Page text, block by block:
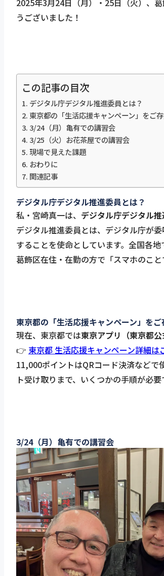
2025年3月24日（月）・25日（火）、
うございました！
この記事の目次
デジタル庁デジタル推進委員とは？
東京都の「生活応援キャンペーン」をご
3/24（月）亀有での講習会
3/25（火）お花茶屋での講習会
現場で見えた課題
おわりに
関連記事
デジタル庁デジタル推進委員とは？
私・宮崎真一は、 デジタル庁デジタル
デジタル推進委員とは、デジタル庁が
することを使命としています。全国各
葛飾区在住・在勤の方で「スマホのこ
東京都の「生活応援キャンペーン」をご
現在、東京都では東京アプリ（東京都
👉 東京都 生活応援キャンペーン詳細は
11,000ポイントはQRコード決済などで
ト受け取りまで、いくつかの手順が必
3/24（月）亀有での講習会